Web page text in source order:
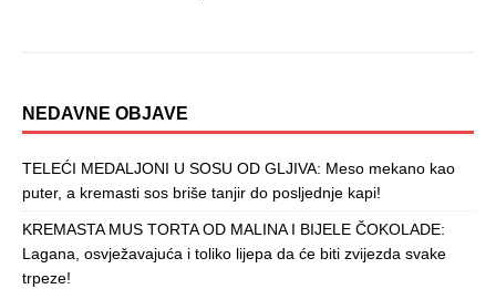
NEDAVNE OBJAVE
TELEĆI MEDALJONI U SOSU OD GLJIVA: Meso mekano kao
puter, a kremasti sos briše tanjir do posljednje kapi!
KREMASTA MUS TORTA OD MALINA I BIJELE ČOKOLADE:
Lagana, osvježavajuća i toliko lijepa da će biti zvijezda svake
trpeze!